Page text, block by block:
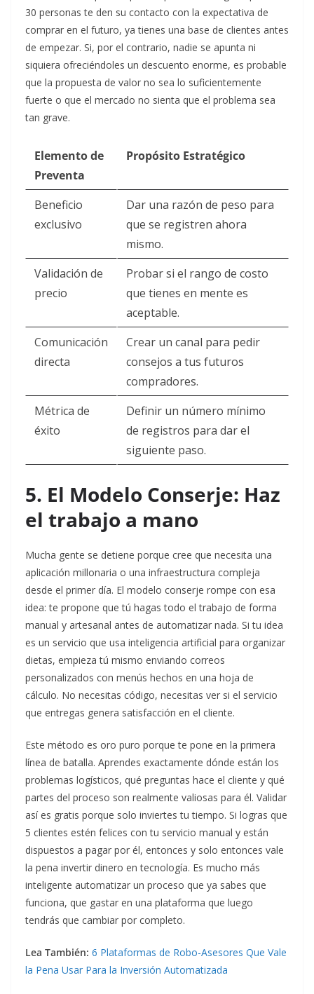
30 personas te den su contacto con la expectativa de
comprar en el futuro, ya tienes una base de clientes antes
de empezar. Si, por el contrario, nadie se apunta ni
siquiera ofreciéndoles un descuento enorme, es probable
que la propuesta de valor no sea lo suficientemente
fuerte o que el mercado no sienta que el problema sea
tan grave.
Elemento de
Preventa
Propósito Estratégico
Beneficio
exclusivo
Dar una razón de peso para
que se registren ahora
mismo.
Validación de
precio
Probar si el rango de costo
que tienes en mente es
aceptable.
Comunicación
directa
Crear un canal para pedir
consejos a tus futuros
compradores.
Métrica de
éxito
Definir un número mínimo
de registros para dar el
siguiente paso.
5. El Modelo Conserje: Haz
el trabajo a mano
Mucha gente se detiene porque cree que necesita una
aplicación millonaria o una infraestructura compleja
desde el primer día. El modelo conserje rompe con esa
idea: te propone que tú hagas todo el trabajo de forma
manual y artesanal antes de automatizar nada. Si tu idea
es un servicio que usa inteligencia artificial para organizar
dietas, empieza tú mismo enviando correos
personalizados con menús hechos en una hoja de
cálculo. No necesitas código, necesitas ver si el servicio
que entregas genera satisfacción en el cliente.
Este método es oro puro porque te pone en la primera
línea de batalla. Aprendes exactamente dónde están los
problemas logísticos, qué preguntas hace el cliente y qué
partes del proceso son realmente valiosas para él. Validar
así es gratis porque solo inviertes tu tiempo. Si logras que
5 clientes estén felices con tu servicio manual y están
dispuestos a pagar por él, entonces y solo entonces vale
la pena invertir dinero en tecnología. Es mucho más
inteligente automatizar un proceso que ya sabes que
funciona, que gastar en una plataforma que luego
tendrás que cambiar por completo.
Lea También: 6 Plataformas de Robo-Asesores Que Vale
la Pena Usar Para la Inversión Automatizada